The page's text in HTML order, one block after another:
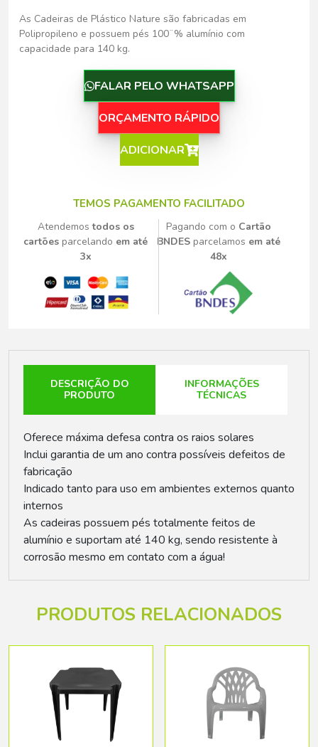
As Cadeiras de Plástico Nature são fabricadas em
Polipropileno e possuem pés 100¨% alumínio com
capacidade para 140 kg.
FALAR PELO WHATSAPP
ORÇAMENTO RÁPIDO
ADICIONAR
TEMOS PAGAMENTO FACILITADO
Atendemostodos os
cartões parcelando em até
3x
Pagando com o Cartão
BNDESparcelamos em até
48x
DESCRIÇÃO DO
PRODUTO
INFORMAÇÕES
TÉCNICAS
Oferece máxima defesa contra os raios solares
Inclui garantia de um ano contra possíveis defeitos de
fabricação
Indicado tanto para uso em ambientes externos quanto
internos
As cadeiras possuem pés totalmente feitos de
alumínio e suportam até 140 kg, sendo resistente à
corrosão mesmo em contato com a água!
PRODUTOS RELACIONADOS